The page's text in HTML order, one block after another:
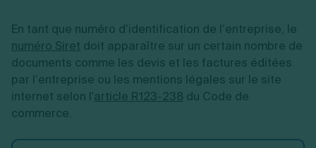
En tant que numéro d’identification de l’entreprise, le
numéro Siret doit apparaître sur un certain nombre de
documents comme les devis et les factures éditées
par l’entreprise ou les mentions légales sur le site
internet selon l'article R123-238 du Code de
commerce.